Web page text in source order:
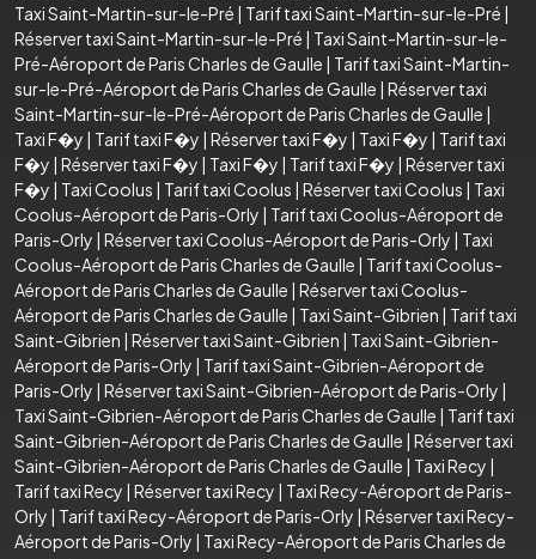
Taxi Saint-Martin-sur-le-Pré | Tarif taxi Saint-Martin-sur-le-Pré |
Réserver taxi Saint-Martin-sur-le-Pré | Taxi Saint-Martin-sur-le-
Pré-Aéroport de Paris Charles de Gaulle | Tarif taxi Saint-Martin-
sur-le-Pré-Aéroport de Paris Charles de Gaulle | Réserver taxi
Saint-Martin-sur-le-Pré-Aéroport de Paris Charles de Gaulle |
Taxi F�y | Tarif taxi F�y | Réserver taxi F�y | Taxi F�y | Tarif taxi
F�y | Réserver taxi F�y | Taxi F�y | Tarif taxi F�y | Réserver taxi
F�y | Taxi Coolus | Tarif taxi Coolus | Réserver taxi Coolus | Taxi
Coolus-Aéroport de Paris-Orly | Tarif taxi Coolus-Aéroport de
Paris-Orly | Réserver taxi Coolus-Aéroport de Paris-Orly | Taxi
Coolus-Aéroport de Paris Charles de Gaulle | Tarif taxi Coolus-
Aéroport de Paris Charles de Gaulle | Réserver taxi Coolus-
Aéroport de Paris Charles de Gaulle | Taxi Saint-Gibrien | Tarif taxi
Saint-Gibrien | Réserver taxi Saint-Gibrien | Taxi Saint-Gibrien-
Aéroport de Paris-Orly | Tarif taxi Saint-Gibrien-Aéroport de
Paris-Orly | Réserver taxi Saint-Gibrien-Aéroport de Paris-Orly |
Taxi Saint-Gibrien-Aéroport de Paris Charles de Gaulle | Tarif taxi
Saint-Gibrien-Aéroport de Paris Charles de Gaulle | Réserver taxi
Saint-Gibrien-Aéroport de Paris Charles de Gaulle | Taxi Recy |
Tarif taxi Recy | Réserver taxi Recy | Taxi Recy-Aéroport de Paris-
Orly | Tarif taxi Recy-Aéroport de Paris-Orly | Réserver taxi Recy-
Aéroport de Paris-Orly | Taxi Recy-Aéroport de Paris Charles de